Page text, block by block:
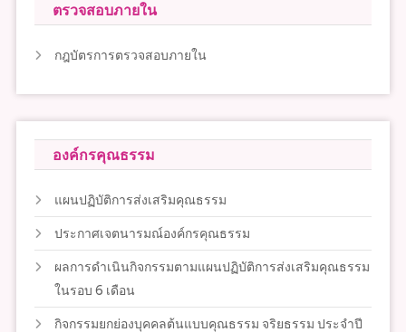
ตรวจสอบภายใน
กฎบัตรการตรวจสอบภายใน
องค์กรคุณธรรม
แผนปฏิบัติการส่งเสริมคุณธรรม
ประกาศเจตนารมณ์องค์กรคุณธรรม
ผลการดำเนินกิจกรรมตามแผนปฏิบัติการส่งเสริมคุณธรรม
ในรอบ 6 เดือน
กิจกรรมยกย่องบุคคลต้นแบบคุณธรรม จริยธรรม ประจำปี